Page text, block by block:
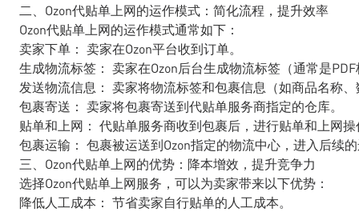
二、Ozon代贴单上网的运作模式：简化流程，提升效率
Ozon代贴单上网的运作模式通常如下：
卖家下单： 卖家在Ozon平台收到订单。
生成物流标签： 卖家在Ozon后台生成物流标签（通常是
发送物流信息： 卖家将物流标签和包裹信息（如商品名称
包裹寄送： 卖家将包裹寄送到代贴单服务商指定的仓库。
贴单和上网： 代贴单服务商收到包裹后，进行贴单和上网
包裹运输： 包裹被运送到Ozon指定的物流中心，进入后续
三、Ozon代贴单上网的优势：降本增效，提升竞争力
选择Ozon代贴单上网服务，可以为卖家带来以下优势：
降低人工成本： 节省卖家自行贴单的人工成本。